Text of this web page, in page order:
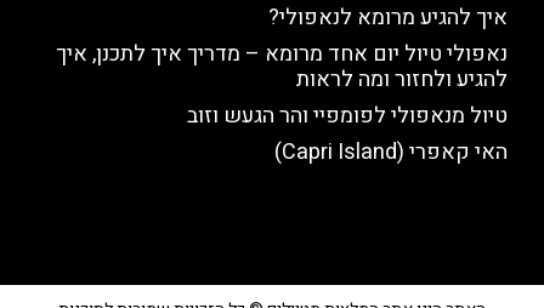
איך להגיע מרומא לנאפולי?
נאפולי טיול יום אחד מרומא – מדריך איך לתכנן, איך
להגיע ולחזור ומה לראות
טיול מנאפולי לפומפיי והר הגעש וזוב
האי קאפרי (Capri Island)